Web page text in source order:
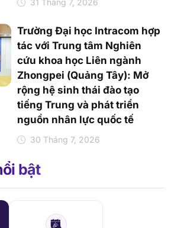
tác với Trung tâm Nghiên
Zhongpei (Quảng Tây): Mở
rộng hệ sinh thái đào tạo
tiếng Trung và phát triển
nguồn nhân lực quốc tế
30 Tháng 7, 2026
bật